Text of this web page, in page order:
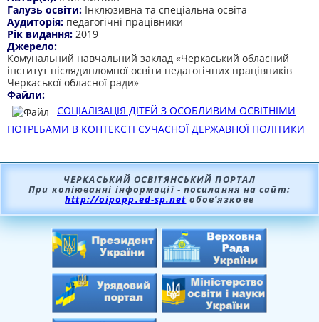
Галузь освіти: Інклюзивна та спеціальна освіта
Аудиторія: педагогічні працівники
Рік видання: 2019
Джерело:
Комунальний навчальний заклад «Черкаський обласний
інститут післядипломної освіти педагогічних працівників
Черкаської обласної ради»
Файли:
СОЦІАЛІЗАЦІЯ ДІТЕЙ З ОСОБЛИВИМ ОСВІТНІМИ
ПОТРЕБАМИ В КОНТЕКСТІ СУЧАСНОЇ ДЕРЖАВНОЇ ПОЛІТИКИ
ЧЕРКАСЬКИЙ ОСВІТЯНСЬКИЙ ПОРТАЛ
При копіюванні інформації - посилання на сайт:
http://oipopp.ed-sp.net обов’язкове